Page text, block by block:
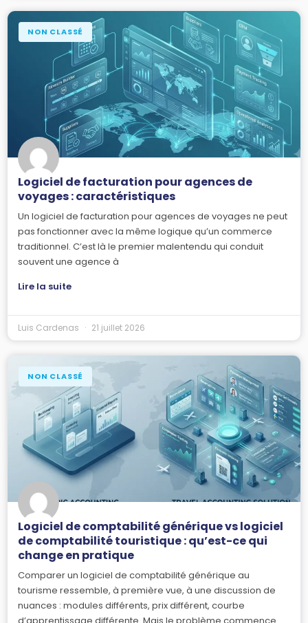
NON CLASSÉ
Logiciel de facturation pour agences de
voyages : caractéristiques
Un logiciel de facturation pour agences de voyages ne peut
pas fonctionner avec la même logique qu’un commerce
traditionnel. C’est là le premier malentendu qui conduit
souvent une agence à
Lire la suite
Luis Cardenas 21 juillet 2026
NON CLASSÉ
Logiciel de comptabilité générique vs logiciel
de comptabilité touristique : qu’est-ce qui
change en pratique
Comparer un logiciel de comptabilité générique au
tourisme ressemble, à première vue, à une discussion de
nuances : modules différents, prix différent, courbe